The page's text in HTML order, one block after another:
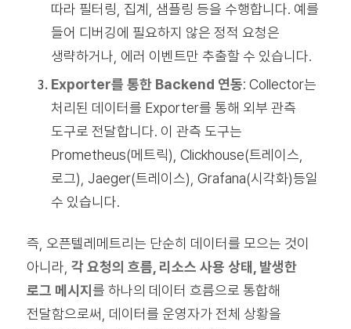
따라 필터링, 집계, 샘플링 등을 수행합니다. 예를
들어 디버깅에 필요하지 않은 정적 요청은
생략하거나, 에러 이벤트만 추출할 수 있습니다.
Exporter를 통한 Backend 연동: Collector는
처리된 데이터를 Exporter를 통해 외부 관측
도구로 전달합니다. 이 관측 도구는
Prometheus(메트릭), Clickhouse(트레이스,
로그), Jaeger(트레이스), Grafana(시각화)등일
수 있습니다.
즉, 오픈텔레메트리는 단순히 데이터를 모으는 것이
아니라, 각 요청의 흐름, 리소스 사용 상태, 발생한
로그 메시지 를 하나의 데이터 흐름으로 통합해
전달함으로써, 데이터를 운영자가 전체 상황을